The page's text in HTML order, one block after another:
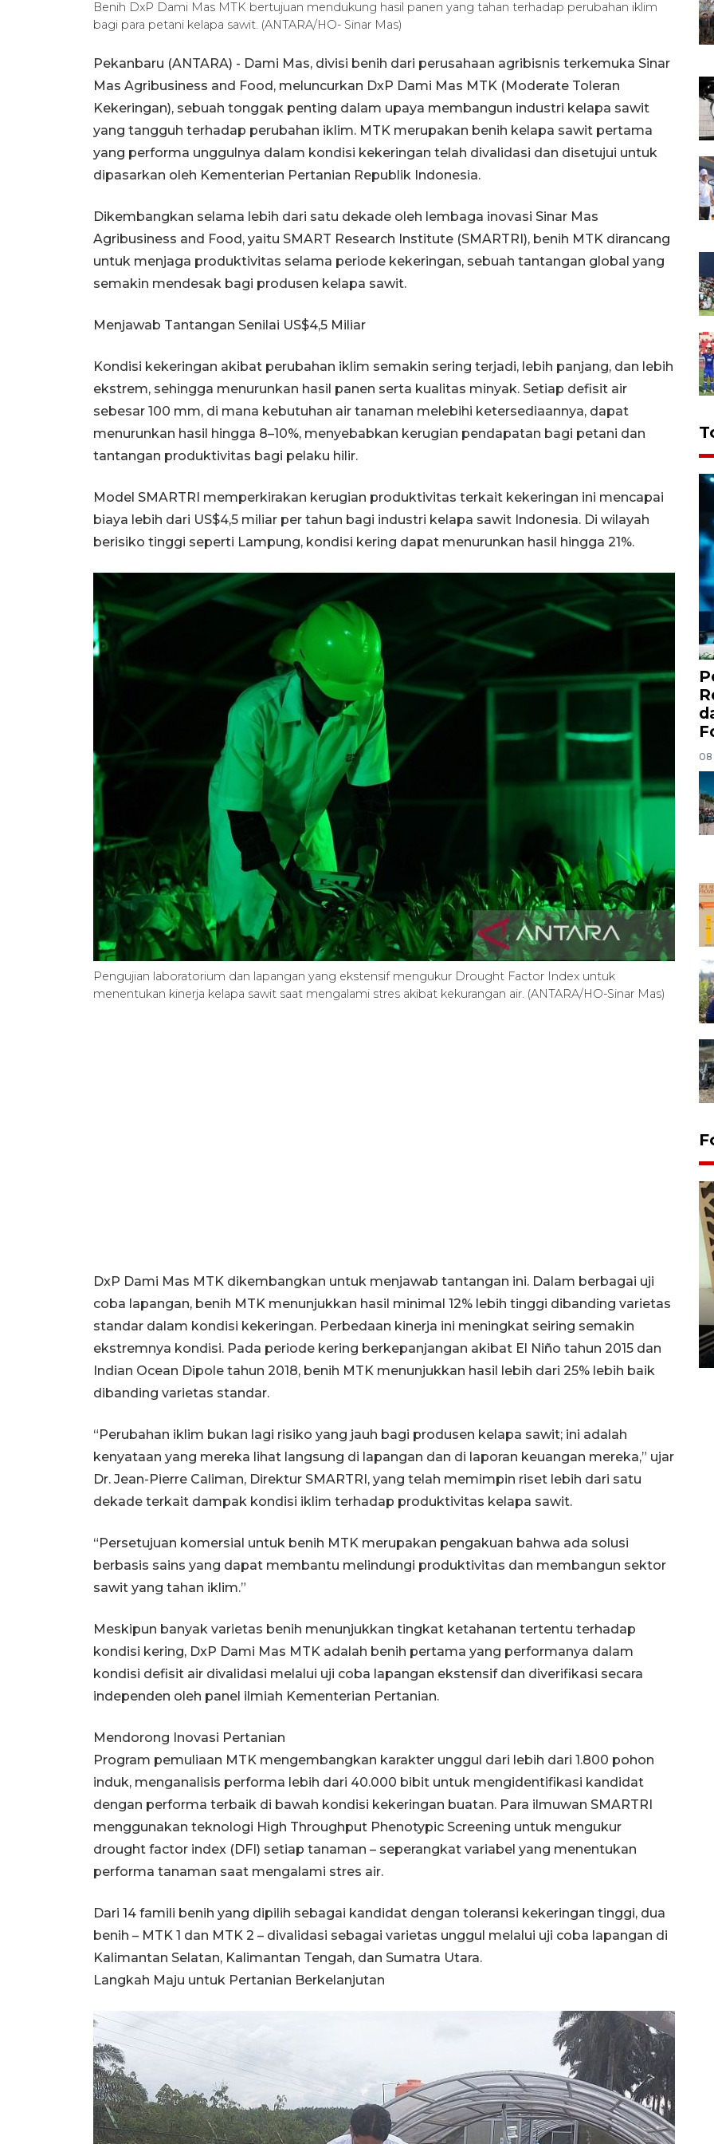
Benih DxP Dami Mas MTK bertujuan mendukung hasil panen yang tahan terhadap perubahan iklim
bagi para petani kelapa sawit. (ANTARA/HO- Sinar Mas)
Pekanbaru (ANTARA) - Dami Mas, divisi benih dari perusahaan agribisnis terkemuka Sinar
Mas Agribusiness and Food, meluncurkan DxP Dami Mas MTK (Moderate Toleran
Kekeringan), sebuah tonggak penting dalam upaya membangun industri kelapa sawit
yang tangguh terhadap perubahan iklim. MTK merupakan benih kelapa sawit pertama
yang performa unggulnya dalam kondisi kekeringan telah divalidasi dan disetujui untuk
dipasarkan oleh Kementerian Pertanian Republik Indonesia.
Dikembangkan selama lebih dari satu dekade oleh lembaga inovasi Sinar Mas
Agribusiness and Food, yaitu SMART Research Institute (SMARTRI), benih MTK dirancang
untuk menjaga produktivitas selama periode kekeringan, sebuah tantangan global yang
semakin mendesak bagi produsen kelapa sawit.
Menjawab Tantangan Senilai US$4,5 Miliar
Kondisi kekeringan akibat perubahan iklim semakin sering terjadi, lebih panjang, dan lebih
ekstrem, sehingga menurunkan hasil panen serta kualitas minyak. Setiap defisit air
sebesar 100 mm, di mana kebutuhan air tanaman melebihi ketersediaannya, dapat
menurunkan hasil hingga 8–10%, menyebabkan kerugian pendapatan bagi petani dan
tantangan produktivitas bagi pelaku hilir.
Model SMARTRI memperkirakan kerugian produktivitas terkait kekeringan ini mencapai
biaya lebih dari US$4,5 miliar per tahun bagi industri kelapa sawit Indonesia. Di wilayah
berisiko tinggi seperti Lampung, kondisi kering dapat menurunkan hasil hingga 21%.
Pengujian laboratorium dan lapangan yang ekstensif mengukur Drought Factor Index untuk
menentukan kinerja kelapa sawit saat mengalami stres akibat kekurangan air. (ANTARA/HO-Sinar Mas)
DxP Dami Mas MTK dikembangkan untuk menjawab tantangan ini. Dalam berbagai uji
coba lapangan, benih MTK menunjukkan hasil minimal 12% lebih tinggi dibanding varietas
standar dalam kondisi kekeringan. Perbedaan kinerja ini meningkat seiring semakin
ekstremnya kondisi. Pada periode kering berkepanjangan akibat El Niño tahun 2015 dan
Indian Ocean Dipole tahun 2018, benih MTK menunjukkan hasil lebih dari 25% lebih baik
dibanding varietas standar.
“Perubahan iklim bukan lagi risiko yang jauh bagi produsen kelapa sawit; ini adalah
kenyataan yang mereka lihat langsung di lapangan dan di laporan keuangan mereka,” ujar
Dr. Jean-Pierre Caliman, Direktur SMARTRI, yang telah memimpin riset lebih dari satu
dekade terkait dampak kondisi iklim terhadap produktivitas kelapa sawit.
“Persetujuan komersial untuk benih MTK merupakan pengakuan bahwa ada solusi
berbasis sains yang dapat membantu melindungi produktivitas dan membangun sektor
sawit yang tahan iklim.”
Meskipun banyak varietas benih menunjukkan tingkat ketahanan tertentu terhadap
kondisi kering, DxP Dami Mas MTK adalah benih pertama yang performanya dalam
kondisi defisit air divalidasi melalui uji coba lapangan ekstensif dan diverifikasi secara
independen oleh panel ilmiah Kementerian Pertanian.
Mendorong Inovasi Pertanian
Program pemuliaan MTK mengembangkan karakter unggul dari lebih dari 1.800 pohon
induk, menganalisis performa lebih dari 40.000 bibit untuk mengidentifikasi kandidat
dengan performa terbaik di bawah kondisi kekeringan buatan. Para ilmuwan SMARTRI
menggunakan teknologi High Throughput Phenotypic Screening untuk mengukur
drought factor index (DFI) setiap tanaman – seperangkat variabel yang menentukan
performa tanaman saat mengalami stres air.
Dari 14 famili benih yang dipilih sebagai kandidat dengan toleransi kekeringan tinggi, dua
benih – MTK 1 dan MTK 2 – divalidasi sebagai varietas unggul melalui uji coba lapangan di
Kalimantan Selatan, Kalimantan Tengah, dan Sumatra Utara.
Langkah Maju untuk Pertanian Berkelanjutan
08
Penanaman 3000 batang
bakau merah di Dumai
20 September 2025 12:14 WIB